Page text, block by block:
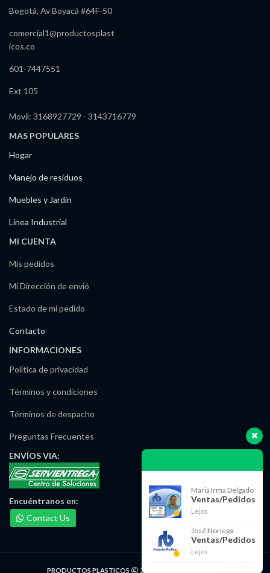
Bogotá, Av Boyacá #64F-50
comercial1@productosplast
icos.co
601-7447551
Ext 105
Movil: 3168927729 - 3143716779
MAS POPULARES
Hogar
Manejo de residuos
Muebles y Jardín
Línea Industrial
MI CUENTA
Mis pedidos
Mi Dirección de envió
Estado de mi pedido
Contacto
INFORMACIONES
Política de privacidad
Términos y condiciones
Términos de despacho
Preguntas Frecuentes
ENVÍOSVIA:
Encuéntranos en:
Contact Us
PRODUCTOS PLASTICOS 2021 DESARROLLADO POR
Maria Irma Delgado
Ventas/Pedidos
Lejos
José Noriega
Ventas/Pedidos
Lejos